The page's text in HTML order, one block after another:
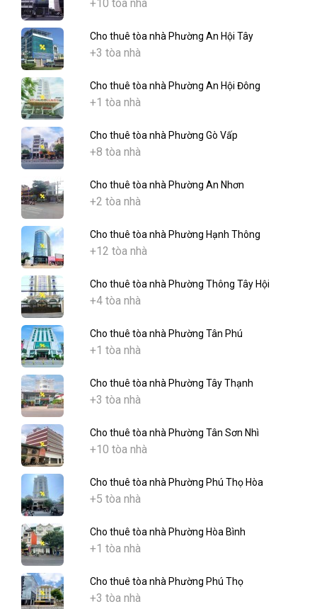
+10 tòa nhà
Cho thuê tòa nhà Phường An Hội Tây
+3 tòa nhà
Cho thuê tòa nhà Phường An Hội Đông
+1 tòa nhà
Cho thuê tòa nhà Phường Gò Vấp
+8 tòa nhà
Cho thuê tòa nhà Phường An Nhơn
+2 tòa nhà
Cho thuê tòa nhà Phường Hạnh Thông
+12 tòa nhà
Cho thuê tòa nhà Phường Thông Tây Hội
+4 tòa nhà
Cho thuê tòa nhà Phường Tân Phú
+1 tòa nhà
Cho thuê tòa nhà Phường Tây Thạnh
+3 tòa nhà
Cho thuê tòa nhà Phường Tân Sơn Nhì
+10 tòa nhà
Cho thuê tòa nhà Phường Phú Thọ Hòa
+5 tòa nhà
Cho thuê tòa nhà Phường Hòa Bình
+1 tòa nhà
Cho thuê tòa nhà Phường Phú Thọ
+3 tòa nhà